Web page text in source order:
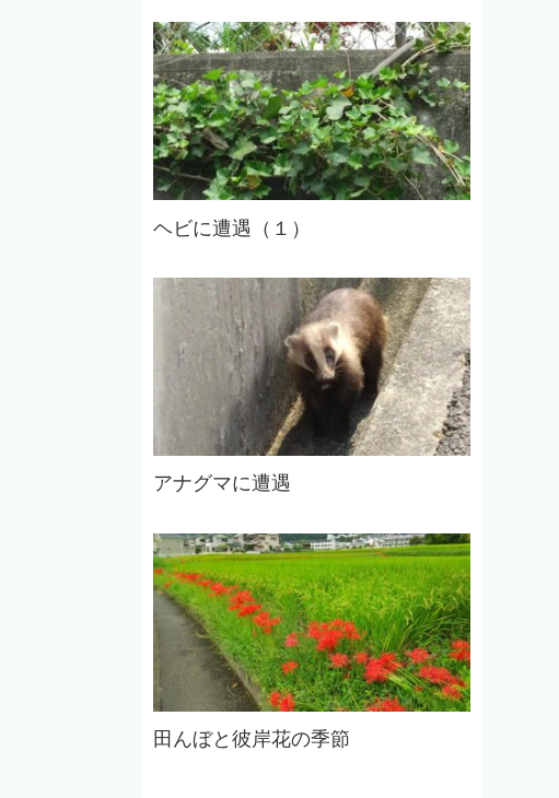
ヘビに遭遇（１）
アナグマに遭遇
田んぼと彼岸花の季節